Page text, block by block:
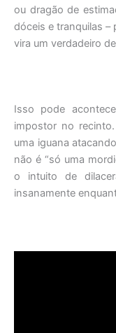
ou dragão de
dóceis e tranquilas –
vira um verdadeiro
Isso pode
impostor no
uma iguana
não é “só uma
o intuito de
insanamente